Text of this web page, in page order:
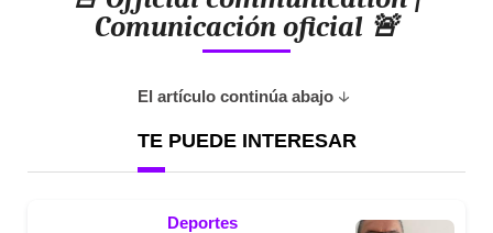
Comunicación oficial 🚨
El artículo continúa abajo
TE PUEDE INTERESAR
Deportes